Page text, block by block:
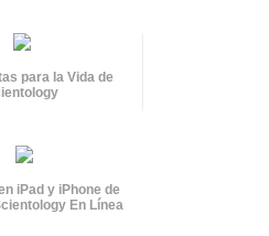
para la Vida de
iPad y iPhone de
En Línea